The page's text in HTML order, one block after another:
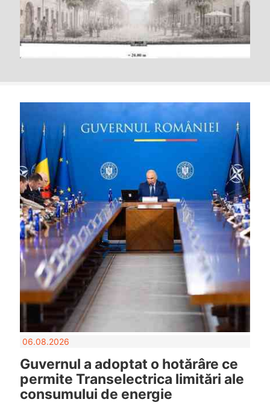
06.08.2026
Guvernul a adoptat o hotărâre ce
permite Transelectrica limitări ale
consumului de energie